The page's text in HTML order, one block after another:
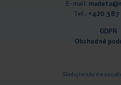
E-mail:
Tel.: +420 387
GDPR
Obchodné
Sledujte nás na